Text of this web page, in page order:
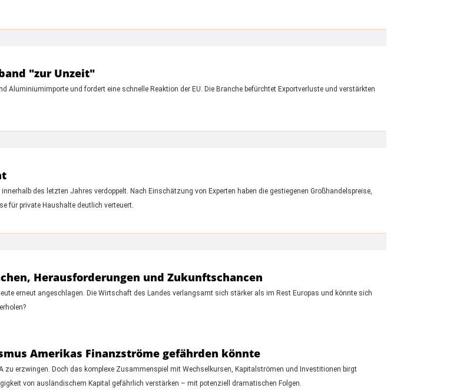
"zur Unzeit"
Aluminiumimporte und fordert eine schnelle Reaktion der EU. Die Branche befürchtet Exportverluste und verstärkten
des letzten Jahres verdoppelt. Nach Einschätzung von Experten haben die gestiegenen Großhandelspreise,
für private Haushalte deutlich verteuert.
Herausforderungen und Zukunftschancen
erneut angeschlagen. Die Wirtschaft des Landes verlangsamt sich stärker als im Rest Europas und könnte sich
Amerikas Finanzströme gefährden könnte
erzwingen. Doch das komplexe Zusammenspiel mit Wechselkursen, Kapitalströmen und Investitionen birgt
von ausländischem Kapital gefährlich verstärken – mit potenziell dramatischen Folgen.